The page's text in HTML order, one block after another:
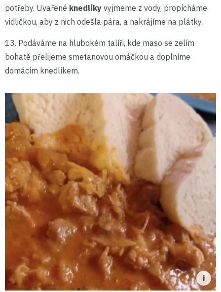
potřeby. Uvařené knedlíky vyjmeme z vody, propícháme
vidličkou, aby z nich odešla pára, a nakrájíme na plátky.
13. Podáváme na hlubokém talíři, kde maso se zelím
bohatě přelijeme smetanovou omáčkou a doplníme
domácím knedlíkem.